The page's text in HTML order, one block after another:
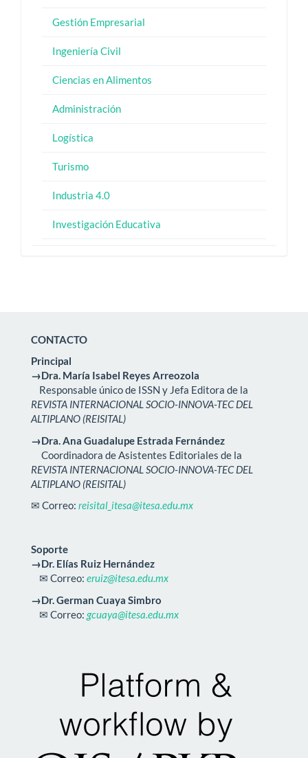
Gestión Empresarial
Ingeniería Civil
Ciencias en Alimentos
Administración
Logística
Turismo
Industria 4.0
Investigación Educativa
CONTACTO
Principal
→Dra. María Isabel Reyes Arreozola
Responsable único de ISSN y Jefa Editora de la
REVISTA INTERNACIONAL SOCIO-INNOVA-TEC DEL
ALTIPLANO (REISITAL)
→Dra. Ana Guadalupe Estrada Fernández
Coordinadora de Asistentes Editoriales de la
REVISTA INTERNACIONAL SOCIO-INNOVA-TEC DEL
ALTIPLANO (REISITAL)
✉ Correo: reisital_itesa@itesa.edu.mx
Soporte
→Dr. Elías Ruiz Hernández
✉ Correo: eruiz@itesa.edu.mx
→Dr. German Cuaya Simbro
✉ Correo: gcuaya@itesa.edu.mx